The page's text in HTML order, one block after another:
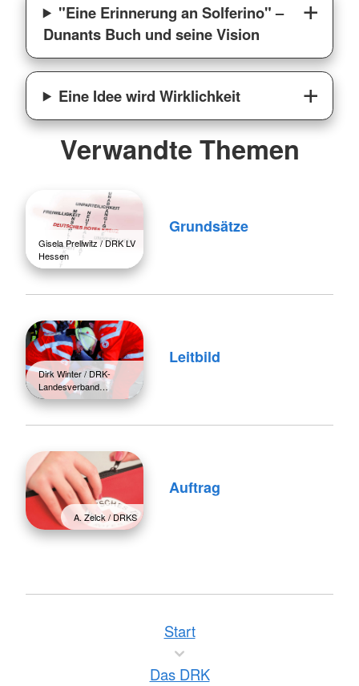
"Eine Erinnerung an Solferino" –
Dunants Buch und seine Vision
Eine Idee wird Wirklichkeit
Verwandte Themen
Gisela Prellwitz / DRK LV
Hessen
Grundsätze
Dirk Winter / DRK-
Landesverband…
Leitbild
A. Zelck / DRKS
Auftrag
Start
Das DRK